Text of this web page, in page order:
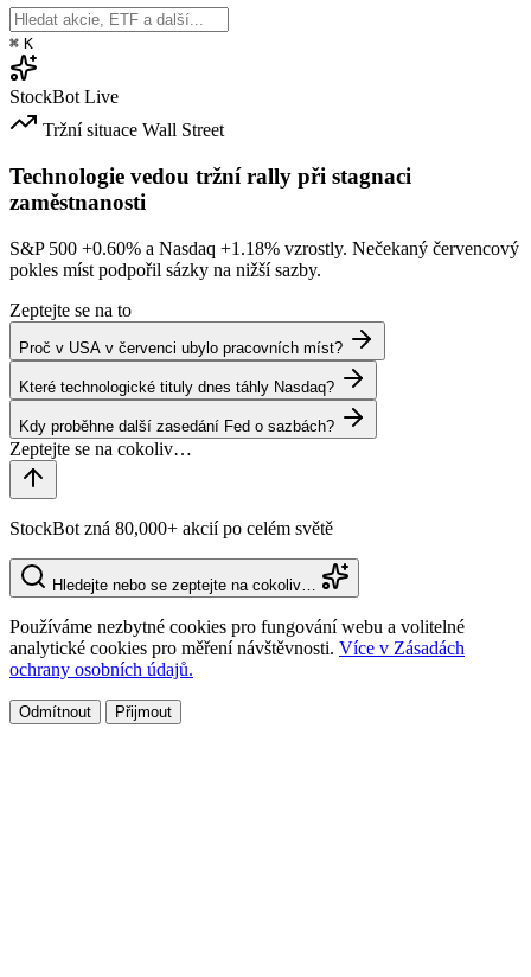
⌘ K
StockBot Live
Tržní situace Wall Street
Technologie vedou tržní rally při stagnaci
zaměstnanosti
S&P 500 +0.60% a Nasdaq +1.18% vzrostly. Nečekaný červencový
pokles míst podpořil sázky na nižší sazby.
Zeptejte se na to
Proč v USA v červenci ubylo pracovních míst?
Které technologické tituly dnes táhly Nasdaq?
Kdy proběhne další zasedání Fed o sazbách?
StockBot zná 80,000+ akcií po celém světě
Hledejte nebo se zeptejte na cokoliv…
Používáme nezbytné cookies pro fungování webu a volitelné
analytické cookies pro měření návštěvnosti. Více v Zásadách
ochrany osobních údajů.
Odmítnout Přijmout